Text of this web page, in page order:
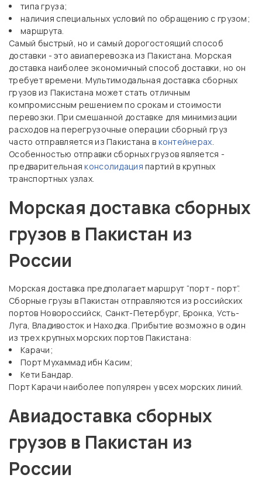
типа груза;
наличия специальных условий по обращению с грузом;
маршрута.
Самый быстрый, но и самый дорогостоящий способ
доставки - это авиаперевозка из Пакистана. Морская
доставка наиболее экономичный способ доставки, но он
требует времени. Мультимодальная доставка сборных
грузов из Пакистана может стать отличным
компромиссным решением по срокам и стоимости
перевозки. При смешанной доставке для минимизации
расходов на перегрузочные операции сборный груз
часто отправляется из Пакистана в контейнерах.
Особенностью отправки сборных грузов является -
предварительная консолидация партий в крупных
транспортных узлах.
Морская доставка сборных
грузов в Пакистан из
России
Морская доставка предполагает маршрут “порт - порт”.
Сборные грузы в Пакистан отправляются из российских
портов Новороссийск, Санкт-Петербург, Бронка, Усть-
Луга, Владивосток и Находка. Прибытие возможно в один
из трех крупных морских портов Пакистана:
Карачи;
Порт Мухаммад ибн Касим;
Кети Бандар.
Порт Карачи наиболее популярен у всех морских линий.
Авиадоставка сборных
грузов в Пакистан из
России